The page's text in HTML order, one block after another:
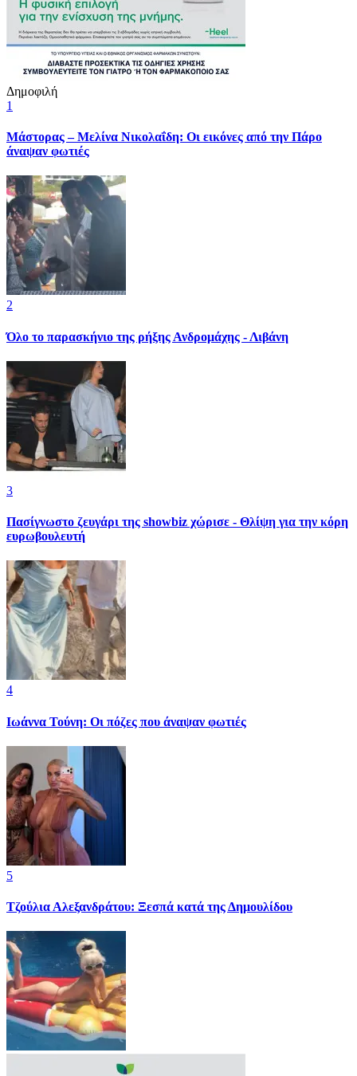
Δημοφιλή
1
Μάστορας – Μελίνα Νικολαΐδη: Οι εικόνες από την Πάρο
άναψαν φωτιές
2
Όλο το παρασκήνιο της ρήξης Ανδρομάχης - Λιβάνη
3
Πασίγνωστο ζευγάρι της showbiz χώρισε - Θλίψη για την κόρη
ευρωβουλευτή
4
Ιωάννα Τούνη: Οι πόζες που άναψαν φωτιές
5
Τζούλια Αλεξανδράτου: Ξεσπά κατά της Δημουλίδου